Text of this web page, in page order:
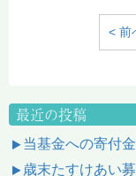
< 前
最近の投稿
当基金への寄付
歳末たすけあい